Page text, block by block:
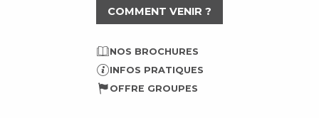
COMMENT VENIR ?
NOS BROCHURES
INFOS PRATIQUES
OFFRE GROUPES